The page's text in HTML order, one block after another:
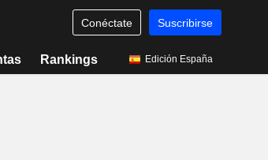
Conéctate Suscribirse
Rankings Edición España